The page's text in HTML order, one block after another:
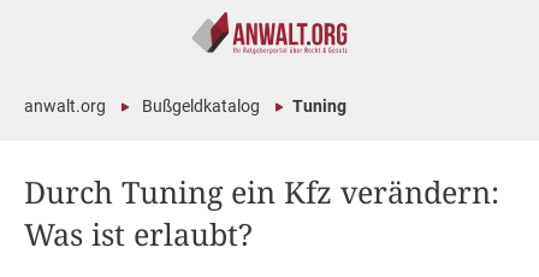
Durch Tuning ein Kfz verändern:
Was ist erlaubt?
anwalt.org Bußgeldkatalog Tuning